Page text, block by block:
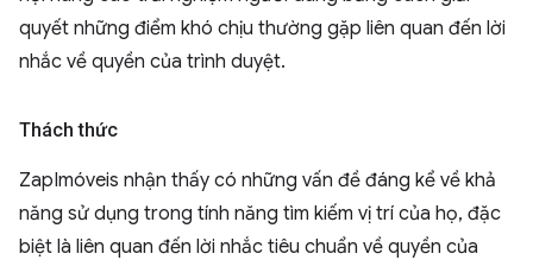
quyết những điểm khó chịu thường gặp liên quan đến lời
nhắc về quyền của trình duyệt.
Thách thức
ZapImóveis nhận thấy có những vấn đề đáng kể về khả
năng sử dụng trong tính năng tìm kiếm vị trí của họ, đặc
biệt là liên quan đến lời nhắc tiêu chuẩn về quyền của